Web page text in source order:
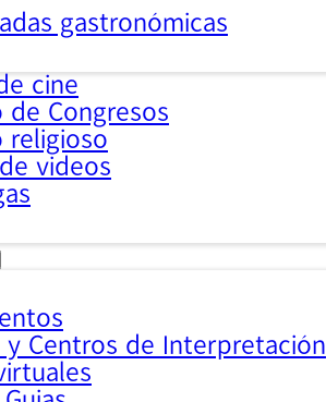
gastronómicas
cine
de Congresos
religioso
videos
y Centros de Interpretación